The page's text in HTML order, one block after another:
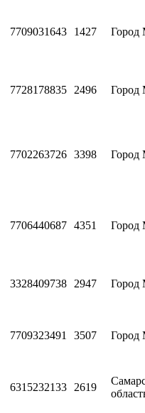
7709031643 1427 Город
7728178835 2496 Город
7702263726 3398 Город
7706440687 4351 Город
3328409738 2947 Город
7709323491 3507 Город
6315232133 2619